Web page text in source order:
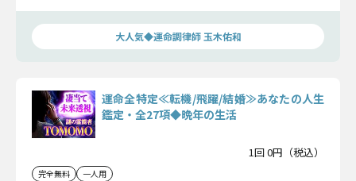
大人気◆運命調律師 玉木佑和
運命全特定≪転機/飛躍/結婚≫あなたの人生
鑑定・全27項◆晩年の生活
1回 0円（税込）
完全無料 一人用